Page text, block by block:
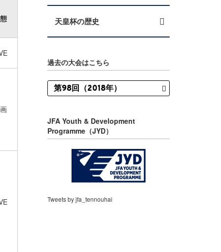
天皇杯の歴史
過去の大会はこちら
JFA Youth & Development
Programme（JYD）
Tweets by jfa_tennouhai